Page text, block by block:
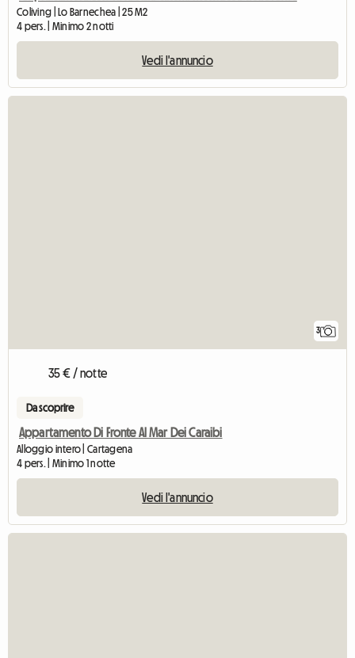
Coliving | Lo Barnechea | 25 M2
4 pers. | Minimo 2 notti
Vedi l'annuncio
3
35 € / notte
Da scoprire
Appartamento Di Fronte Al Mar Dei Caraibi
Alloggio intero | Cartagena
4 pers. | Minimo 1 notte
Vedi l'annuncio